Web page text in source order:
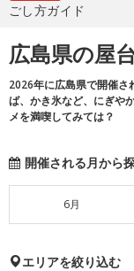
ごし方ガイド
広島県の屋
2026年に広島県で開催さ
ば、かき氷など、にぎや
メを満喫してみては？
開催される月から
6月
エリアを絞り込む